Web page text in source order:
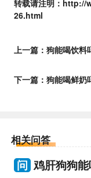
转载请注明：
26.html
上一篇： 狗能喝饮料
下一篇： 狗能喝鲜奶
相关问答
问 鸡肝狗狗